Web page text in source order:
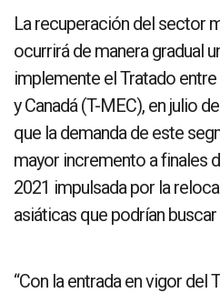
La recuperación del sector
ocurrirá de manera gradual
implemente el Tratado
y Canadá (T-MEC), en julio
que la demanda de este
mayor incremento a finales
2021 impulsada por la
asiáticas que podrían
“Con la entrada en vigor del